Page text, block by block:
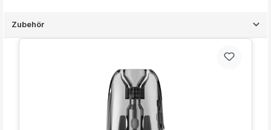
Zubehör
Produktgalerie überspringen